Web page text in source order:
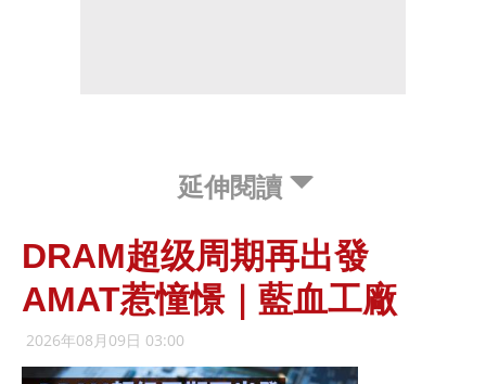
延伸閱讀
DRAM超级周期再出發
AMAT惹憧憬｜藍血工廠
2026年08月09日 03:00